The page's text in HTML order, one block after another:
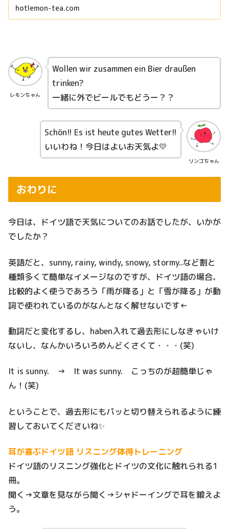
hotlemon-tea.com
レモンちゃん
Wollen wir zusammen ein Bier draußen
trinken?
一緒に外でビールでもどうー？？
リンゴちゃん
Schön!! Es ist heute gutes Wetter!!
いいわね！今日はよいお天気よ💛
おわりに
今日は、ドイツ語で天気についてのお話でしたが、いかが
でしたか？
英語だと、sunny, rainy, windy, snowy, stormy..など割と
種類多くて簡単なイメージなのですが、ドイツ語の場合、
比較的よく使うであろう「雨が降る」と「雪が降る」が動
詞で使われているのがなんとなく解せないです←
動詞だと変化するし、haben入れて過去形にしなきゃいけ
ないし、なんかいろいろめんどくさくて・・・(笑)
It is sunny. → It was sunny. こっちのが超簡単じゃ
ん！(笑)
ということで、過去形にもパッと切り替えられるように練
習しておいてくださいね✨
耳が喜ぶドイツ語 リスニング体得トレーニング
ドイツ語のリスニング強化とドイツの文化に触れられる1
冊。
聞く→文章を見ながら聞く→シャドーイングで耳を鍛えよ
う。